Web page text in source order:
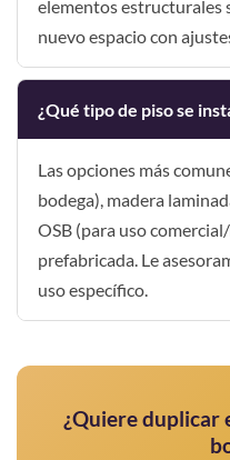
elementos estructurales
nuevo espacio con
¿Qué tipo de piso se
Las opciones más
bodega), madera
OSB (para uso
prefabricada. Le
uso específico.
¿Quiere duplicar